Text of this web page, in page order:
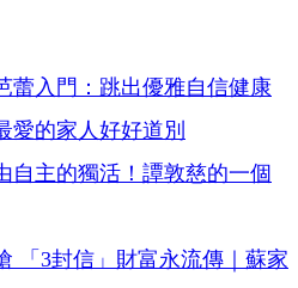
蕾入門：跳出優雅自信健康
愛的家人好好道別
自主的獨活！譚敦慈的一個
「3封信」財富永流傳｜蘇家